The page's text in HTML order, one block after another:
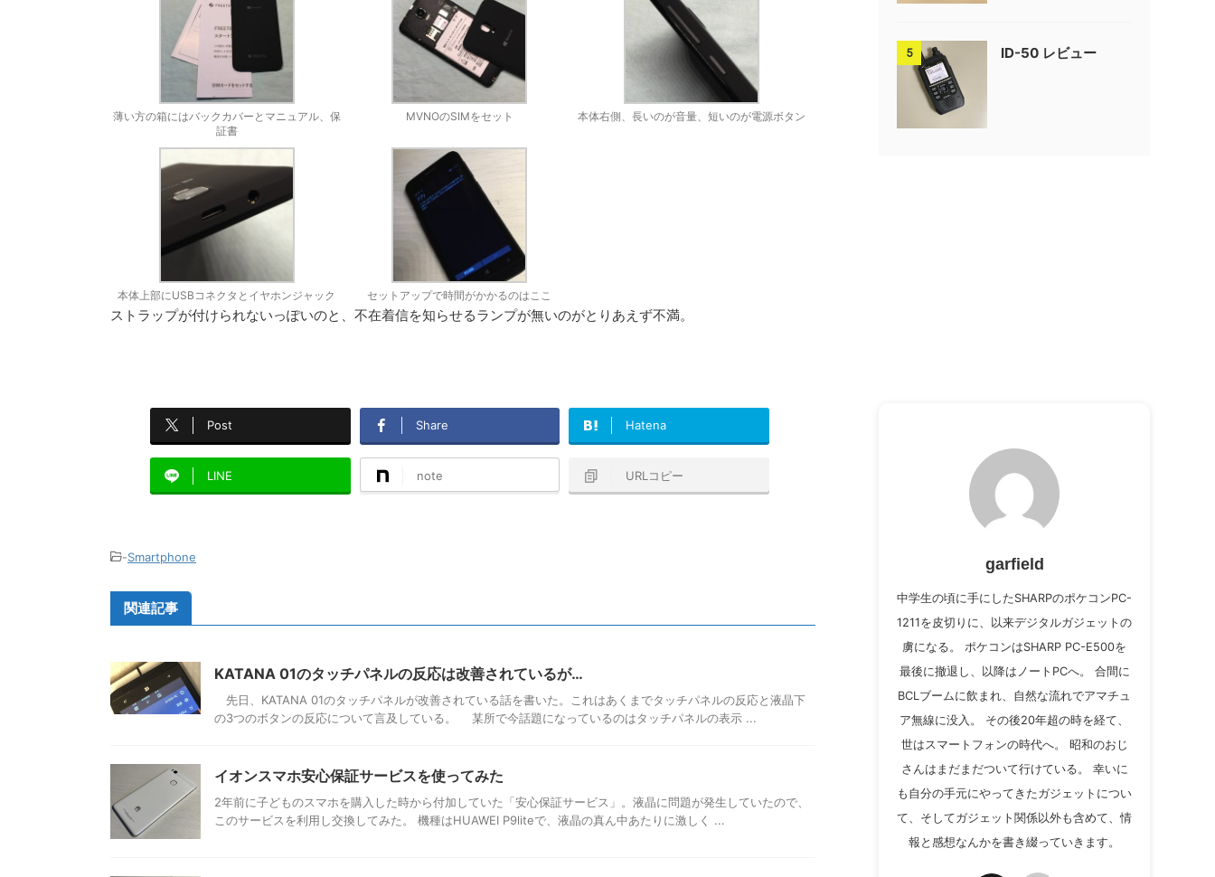
薄い方の箱にはバックカバーとマニュアル、保
証書
MVNOのSIMをセット 本体右側、長いのが音量、短いのが電源ボタン
本体上部にUSBコネクタとイヤホンジャック セットアップで時間がかかるのはここ
ストラップが付けられないっぽいのと、不在着信を知らせるランプが無いのがとりあえず不満。
Post Share Hatena
LINE note URLコピー
-Smartphone
関連記事
KATANA 01のタッチパネルの反応は改善されているが…
先日、KATANA 01のタッチパネルが改善されている話を書いた。これはあくまでタッチパネルの反応と液晶下
の3つのボタンの反応について言及している。 某所で今話題になっているのはタッチパネルの表示 ...
イオンスマホ安心保証サービスを使ってみた
2年前に子どものスマホを購入した時から付加していた「安心保証サービス」。液晶に問題が発生していたので、
このサービスを利用し交換してみた。 機種はHUAWEI P9liteで、液晶の真ん中あたりに激しく ...
5 ID-50 レビュー
garfield
中学生の頃に手にしたSHARPのポケコンPC-
1211を皮切りに、以来デジタルガジェットの
虜になる。 ポケコンはSHARP PC-E500を
最後に撤退し、以降はノートPCへ。 合間に
BCLブームに飲まれ、自然な流れでアマチュ
ア無線に没入。 その後20年超の時を経て、
世はスマートフォンの時代へ。 昭和のおじ
さんはまだまだついて行けている。 幸いに
も自分の手元にやってきたガジェットについ
て、そしてガジェット関係以外も含めて、情
報と感想なんかを書き綴っていきます。